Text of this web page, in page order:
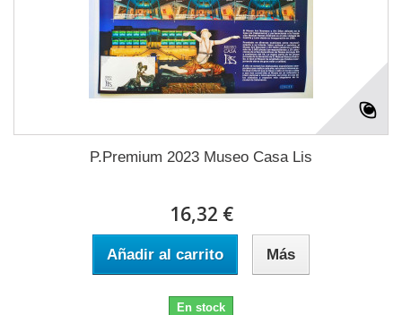
P.Premium 2023 Museo Casa Lis
16,32 €
Añadir al carrito Más
En stock